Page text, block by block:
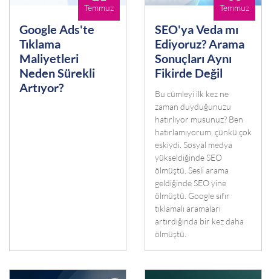
Temmuz
Google Ads'te
Tıklama
Maliyetleri
Neden Sürekli
Artıyor?
Temmuz
SEO'ya Veda mı
Ediyoruz? Arama
Sonuçları Aynı
Fikirde Değil
Bu cümleyi ilk kez ne
zaman duyduğunuzu
hatırlıyor musunuz? Ben
hatırlamıyorum, çünkü çok
eskiydi. Sosyal medya
yükseldiğinde SEO
ölmüştü. Sesli arama
geldiğinde SEO yine
ölmüştü. Google sıfır
tıklamalı aramaları
artırdığında bir kez daha
ölmüştü.